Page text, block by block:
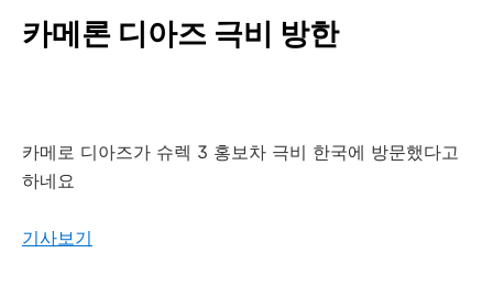
카메론 디아즈 극비 방한
카메로 디아즈가 슈렉 3 홍보차 극비 한국에 방문했다고
하네요
기사보기